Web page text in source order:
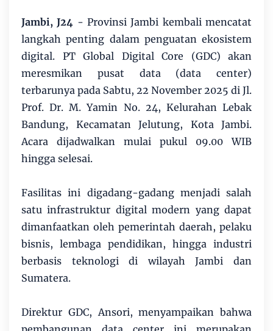
Jambi, J24 - Provinsi Jambi kembali mencatat
langkah penting dalam penguatan ekosistem
digital. PT Global Digital Core (GDC) akan
meresmikan pusat data (data center)
terbarunya pada Sabtu, 22 November 2025 di Jl.
Prof. Dr. M. Yamin No. 24, Kelurahan Lebak
Bandung, Kecamatan Jelutung, Kota Jambi.
Acara dijadwalkan mulai pukul 09.00 WIB
hingga selesai.
Fasilitas ini digadang-gadang menjadi salah
satu infrastruktur digital modern yang dapat
dimanfaatkan oleh pemerintah daerah, pelaku
bisnis, lembaga pendidikan, hingga industri
berbasis teknologi di wilayah Jambi dan
Sumatera.
Direktur GDC, Ansori, menyampaikan bahwa